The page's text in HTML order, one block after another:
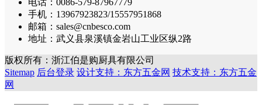
电话：0086-579-87967779
手机：13967923823/15557951868
邮箱：sales@cnbesco.com
地址：武义县泉溪镇金岩山工业区纵2路
版权所有：浙江伯是购厨具有限公司
Sitemap 后台登录 设计支持：东方五金网 技术支持：东方五金
网